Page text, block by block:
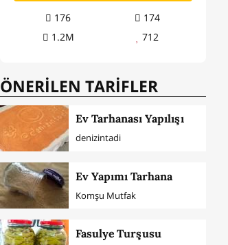
176
174
1.2M
712
ÖNERİLEN TARİFLER
Ev Tarhanası Yapılışı
denizintadi
Ev Yapımı Tarhana
Komşu Mutfak
Fasulye Turşusu